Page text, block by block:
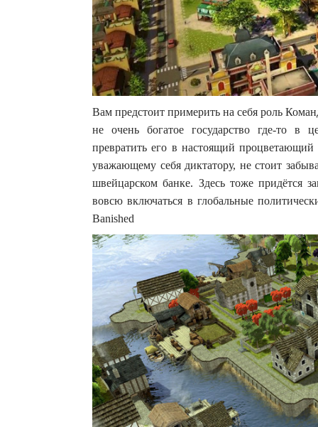
Вам предстоит примерить на себя роль
не очень богатое государство где-то в
превратить его в настоящий
уважающему себя диктатору, не стоит
швейцарском банке. Здесь тоже придётся
вовсю включаться в глобальные
Banished